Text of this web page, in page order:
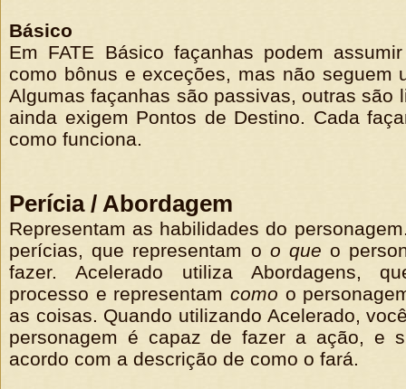
Básico
Em FATE Básico façanhas podem
como bônus e exceções, mas não seguem
Algumas façanhas são passivas, outras são
ainda exigem Pontos de Destino. Cada
como funciona.
Perícia / Abordagem
Representam as habilidades do
perícias, que representam o o que o
fazer. Acelerado utiliza Abordagens,
processo e representam como o
as coisas. Quando utilizando Acelerado,
personagem é capaz de fazer a ação, e
acordo com a descrição de como o fará.